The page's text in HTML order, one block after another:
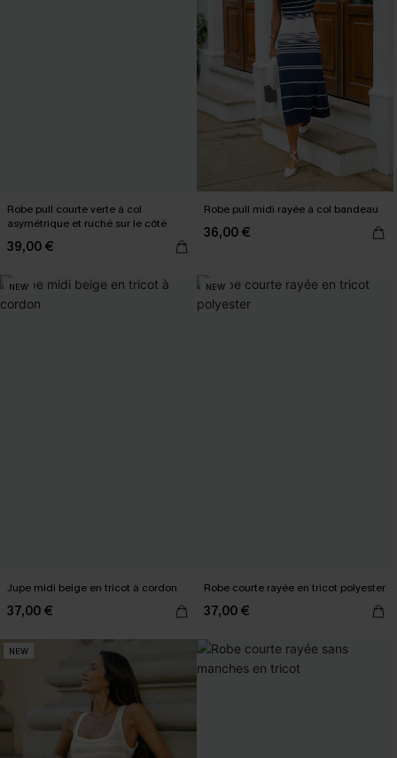
Robe pull courte verte à col
asymétrique et ruché sur le côté
39,00 €
Robe pull midi rayée à col bandeau
36,00 €
NEW
Jupe midi beige en tricot à cordon
37,00 €
NEW
Robe courte rayée en tricot polyester
37,00 €
NEW